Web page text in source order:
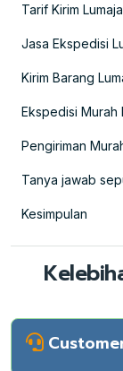
Tarif Kirim
Jasa Ekspedisi
Kirim Barang
Ekspedisi Murah
Pengiriman
Tanya jawab
Kesimpulan